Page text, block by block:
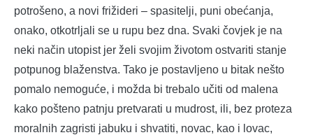
potrošeno, a novi frižideri – spasitelji, puni obećanja,
onako, otkotrljali se u rupu bez dna. Svaki čovjek je na
neki način utopist jer želi svojim životom ostvariti stanje
potpunog blaženstva. Tako je postavljeno u bitak nešto
pomalo nemoguće, i možda bi trebalo učiti od malena
kako pošteno patnju pretvarati u mudrost, ili, bez proteza
moralnih zagristi jabuku i shvatiti, novac, kao i lovac,